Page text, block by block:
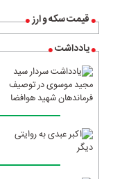
قیمت سکه و ارز
یادداشت